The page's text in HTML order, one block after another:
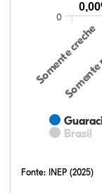
Brasil
Somente creche
0
Fonte: INEP (2025)